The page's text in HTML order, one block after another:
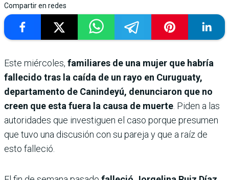
Compartir en redes
Este miércoles, familiares de una mujer que habría
fallecido tras la caída de un rayo en Curuguaty,
departamento de Canindeyú, denunciaron que no
creen que esta fuera la causa de muerte. Piden a las
autoridades que investiguen el caso porque presumen
que tuvo una discusión con su pareja y que a raíz de
esto falleció.